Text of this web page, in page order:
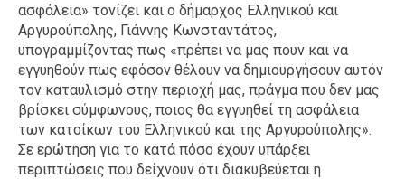
ασφάλεια» τονίζει και ο δήμαρχος Ελληνικού και
Αργυρούπολης, Γιάννης Κωνσταντάτος,
υπογραμμίζοντας πως «πρέπει να μας πουν και να
εγγυηθούν πως εφόσον θέλουν να δημιουργήσουν αυτόν
τον καταυλισμό στην περιοχή μας, πράγμα που δεν μας
βρίσκει σύμφωνους, ποιος θα εγγυηθεί τη ασφάλεια
των κατοίκων του Ελληνικού και της Αργυρούπολης».
Σε ερώτηση για το κατά πόσο έχουν υπάρξει
περιπτώσεις που δείχνουν ότι διακυβεύεται η